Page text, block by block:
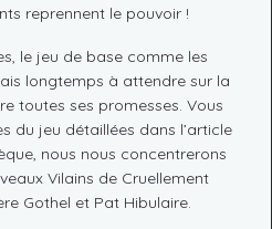
reprennent le pouvoir !
le jeu de base comme les
longtemps à attendre sur la
toutes ses promesses. Vous
du jeu détaillées dans l’article
nous nous concentrerons
Vilains de Cruellement
Gothel et Pat Hibulaire.